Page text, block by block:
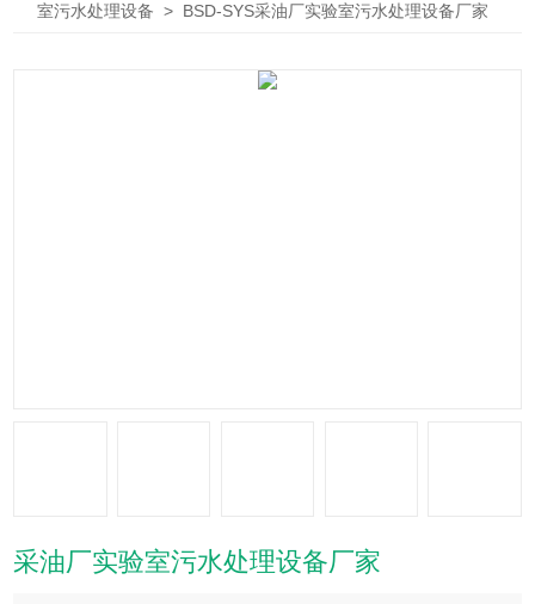
室污水处理设备 > BSD-SYS采油厂实验室污水处理设备厂家
采油厂实验室污水处理设备厂家